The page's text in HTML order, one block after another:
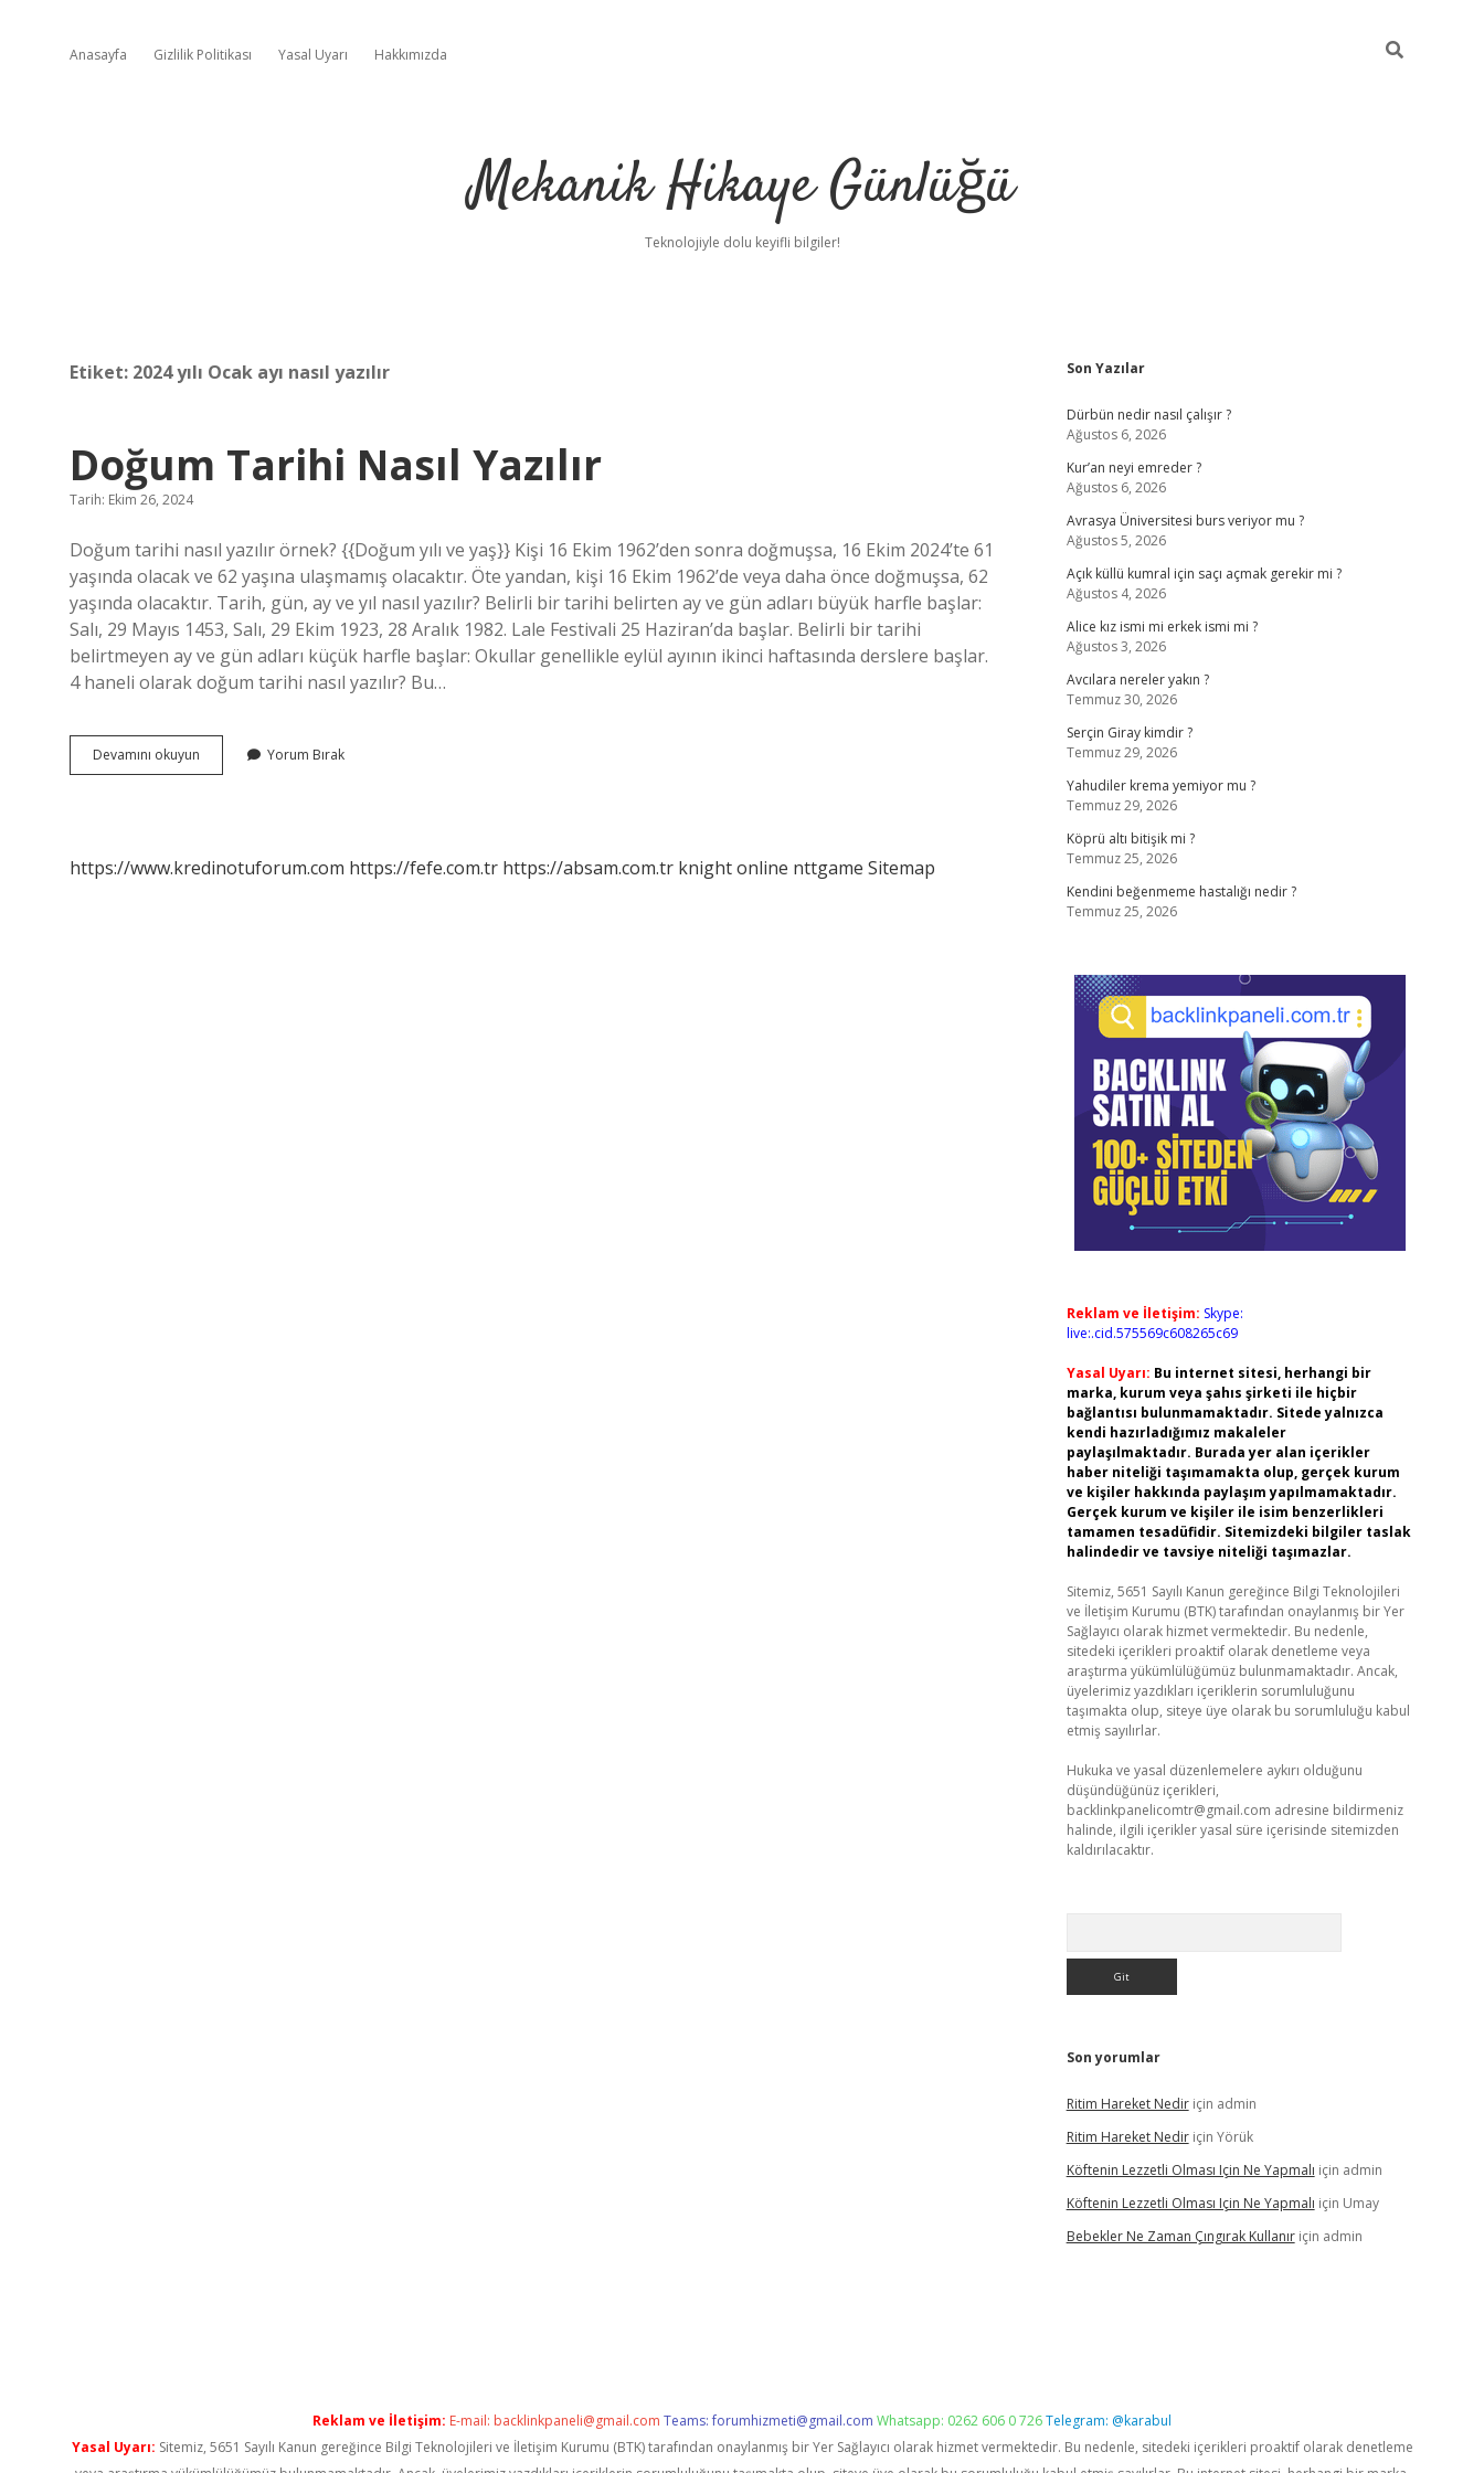
Anasayfa Gizlilik Politikası Yasal Uyarı Hakkımızda
Mekanik Hikaye Günlüğü
Teknolojiyle dolu keyifli bilgiler!
Etiket: 2024 yılı Ocak ayı nasıl yazılır
Doğum Tarihi Nasıl Yazılır
Tarih: Ekim 26, 2024
Doğum tarihi nasıl yazılır örnek? {{Doğum yılı ve yaş}} Kişi 16 Ekim 1962’den sonra doğmuşsa, 16 Ekim 2024’te 61
yaşında olacak ve 62 yaşına ulaşmamış olacaktır. Öte yandan, kişi 16 Ekim 1962’de veya daha önce doğmuşsa, 62
yaşında olacaktır. Tarih, gün, ay ve yıl nasıl yazılır? Belirli bir tarihi belirten ay ve gün adları büyük harfle başlar:
Salı, 29 Mayıs 1453, Salı, 29 Ekim 1923, 28 Aralık 1982. Lale Festivali 25 Haziran’da başlar. Belirli bir tarihi
belirtmeyen ay ve gün adları küçük harfle başlar: Okullar genellikle eylül ayının ikinci haftasında derslere başlar.
4 haneli olarak doğum tarihi nasıl yazılır? Bu…
Devamını okuyun
Tarihi
Yorum Bırak
https://www.kredinotuforum.com https://fefe.com.tr https://absam.com.tr knight online nttgame Sitemap
Sidebar
Son Yazılar
Dürbün nedir nasıl çalışır ?
Ağustos 6, 2026
Kur’an neyi emreder ?
Ağustos 6, 2026
Avrasya Üniversitesi burs veriyor mu ?
Ağustos 5, 2026
Açık küllü kumral için saçı açmak gerekir mi ?
Ağustos 4, 2026
Alice kız ismi mi erkek ismi mi ?
Ağustos 3, 2026
Avcılara nereler yakın ?
Temmuz 30, 2026
Serçin Giray kimdir ?
Temmuz 29, 2026
Yahudiler krema yemiyor mu ?
Temmuz 29, 2026
Köprü altı bitişik mi ?
Temmuz 25, 2026
Kendini beğenmeme hastalığı nedir ?
Temmuz 25, 2026
Reklam ve İletişim: Skype:
live:.cid.575569c608265c69
Yasal Uyarı: Bu internet sitesi, herhangi bir
marka, kurum veya şahıs şirketi ile hiçbir
bağlantısı bulunmamaktadır. Sitede yalnızca
kendi hazırladığımız makaleler
paylaşılmaktadır. Burada yer alan içerikler
haber niteliği taşımamakta olup, gerçek kurum
ve kişiler hakkında paylaşım yapılmamaktadır.
Gerçek kurum ve kişiler ile isim benzerlikleri
tamamen tesadüfidir. Sitemizdeki bilgiler taslak
halindedir ve tavsiye niteliği taşımazlar.
Sitemiz, 5651 Sayılı Kanun gereğince Bilgi Teknolojileri
ve İletişim Kurumu (BTK) tarafından onaylanmış bir Yer
Sağlayıcı olarak hizmet vermektedir. Bu nedenle,
sitedeki içerikleri proaktif olarak denetleme veya
araştırma yükümlülüğümüz bulunmamaktadır. Ancak,
üyelerimiz yazdıkları içeriklerin sorumluluğunu
taşımakta olup, siteye üye olarak bu sorumluluğu kabul
etmiş sayılırlar.
Hukuka ve yasal düzenlemelere aykırı olduğunu
düşündüğünüz içerikleri,
backlinkpanelicomtr@gmail.com adresine bildirmeniz
halinde, ilgili içerikler yasal süre içerisinde sitemizden
kaldırılacaktır.
Son yorumlar
Ritim Hareket Nediriçin admin
Ritim Hareket Nediriçin Yörük
Köftenin Lezzetli Olması Için Ne Yapmalı için admin
Köftenin Lezzetli Olması Için Ne Yapmalı için Umay
Bebekler Ne Zaman Çıngırak Kullanıriçin admin
Reklam ve İletişim: E-mail: backlinkpaneli@gmail.com Teams:forumhizmeti@gmail.com Whatsapp: 0262 606 0 726Telegram: @karabul
Yasal Uyarı: Sitemiz, 5651 Sayılı Kanun gereğince Bilgi Teknolojileri ve İletişim Kurumu (BTK) tarafından onaylanmış bir Yer Sağlayıcı olarak hizmet vermektedir. Bu nedenle, sitedeki içerikleri proaktif olarak denetleme